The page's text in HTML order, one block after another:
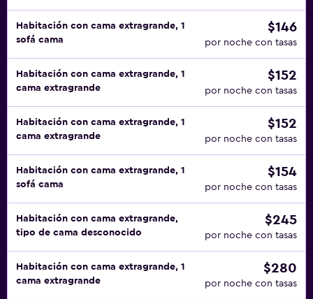
Habitación con cama extragrande, 1
sofá cama
$146
por noche con tasas
Habitación con cama extragrande, 1
cama extragrande
$152
por noche con tasas
Habitación con cama extragrande, 1
cama extragrande
$152
por noche con tasas
Habitación con cama extragrande, 1
sofá cama
$154
por noche con tasas
Habitación con cama extragrande,
tipo de cama desconocido
$245
por noche con tasas
Habitación con cama extragrande, 1
cama extragrande
$280
por noche con tasas